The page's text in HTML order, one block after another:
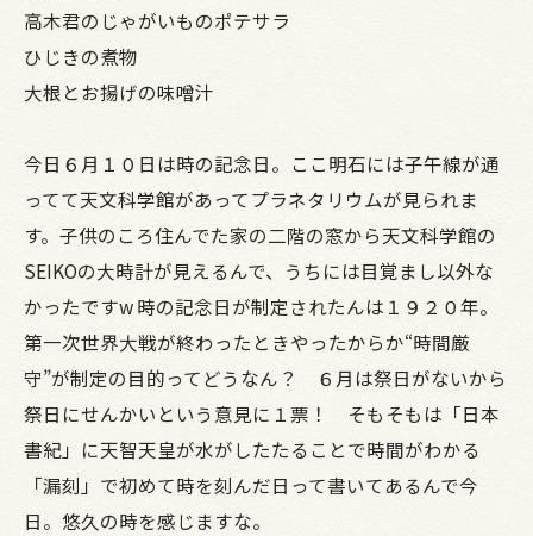
高木君のじゃがいものポテサラ
ひじきの煮物
大根とお揚げの味噌汁
今日６月１０日は時の記念日。ここ明石には子午線が通
ってて天文科学館があってプラネタリウムが見られま
す。子供のころ住んでた家の二階の窓から天文科学館の
SEIKOの大時計が見えるんで、うちには目覚まし以外な
かったですw 時の記念日が制定されたんは１９２０年。
第一次世界大戦が終わったときやったからか“時間厳
守”が制定の目的ってどうなん？ ６月は祭日がないから
祭日にせんかいという意見に１票！ そもそもは「日本
書紀」に天智天皇が水がしたたることで時間がわかる
「漏刻」で初めて時を刻んだ日って書いてあるんで今
日。悠久の時を感じますな。